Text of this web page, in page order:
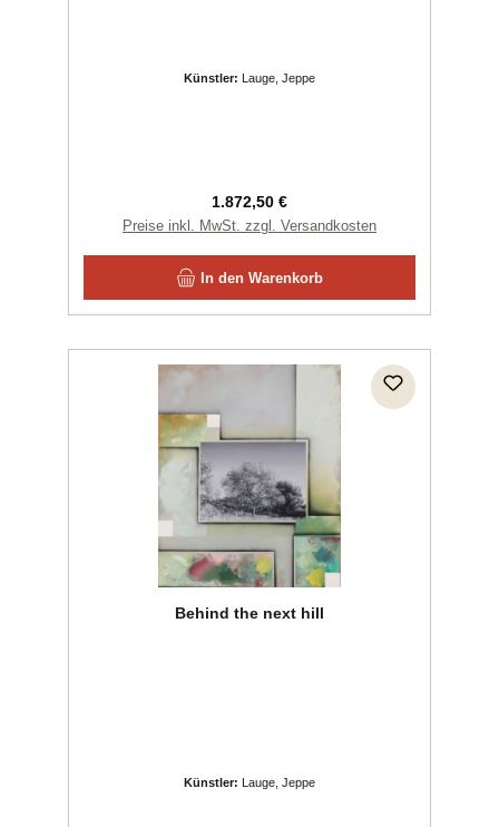
Künstler: Lauge, Jeppe
Regulärer Preis:
1.872,50 €
Preise inkl. MwSt. zzgl. Versandkosten
In den Warenkorb
Behind the next hill
Künstler: Lauge, Jeppe